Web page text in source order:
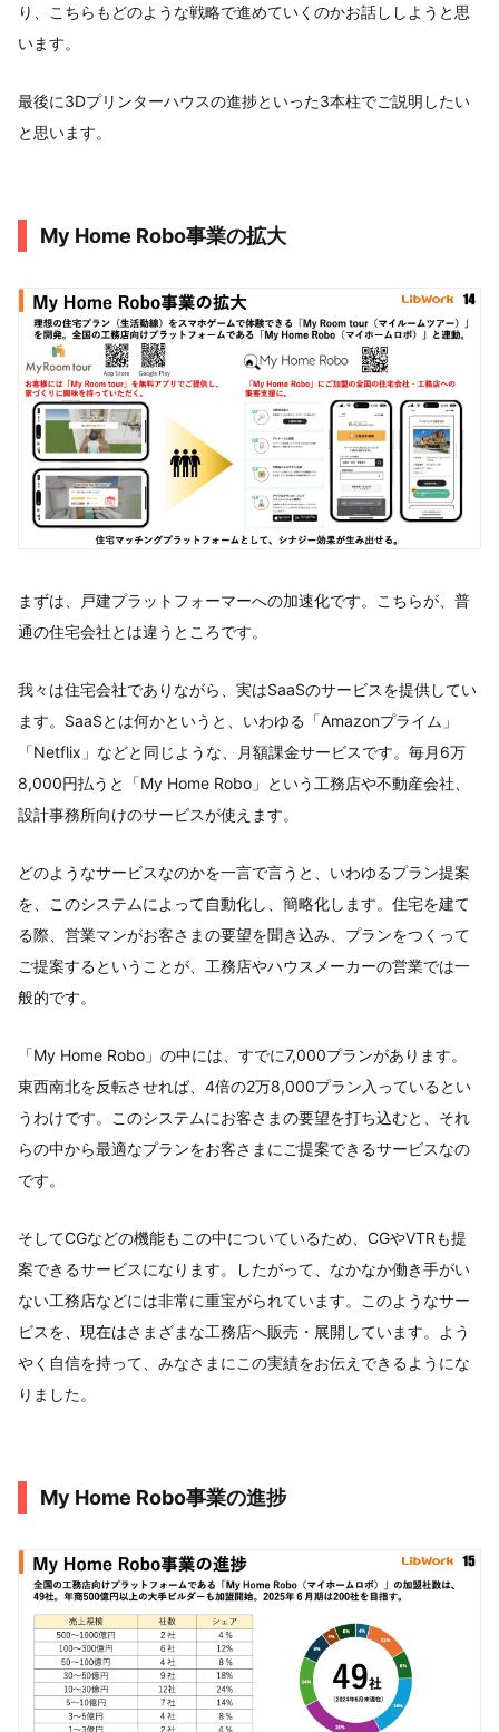
り、こちらもどのような戦略で進めていくのかお話ししようと思
います。
最後に3Dプリンターハウスの進捗といった3本柱でご説明したい
と思います。
My Home Robo事業の拡大
まずは、戸建プラットフォーマーへの加速化です。こちらが、普
通の住宅会社とは違うところです。
我々は住宅会社でありながら、実はSaaSのサービスを提供してい
ます。SaaSとは何かというと、いわゆる「Amazonプライム」
「Netflix」などと同じような、月額課金サービスです。毎月6万
8,000円払うと「My Home Robo」という工務店や不動産会社、
設計事務所向けのサービスが使えます。
どのようなサービスなのかを一言で言うと、いわゆるプラン提案
を、このシステムによって自動化し、簡略化します。住宅を建て
る際、営業マンがお客さまの要望を聞き込み、プランをつくって
ご提案するということが、工務店やハウスメーカーの営業では一
般的です。
「My Home Robo」の中には、すでに7,000プランがあります。
東西南北を反転させれば、4倍の2万8,000プラン入っているとい
うわけです。このシステムにお客さまの要望を打ち込むと、それ
らの中から最適なプランをお客さまにご提案できるサービスなの
です。
そしてCGなどの機能もこの中についているため、CGやVTRも提
案できるサービスになります。したがって、なかなか働き手がい
ない工務店などには非常に重宝がられています。このようなサー
ビスを、現在はさまざまな工務店へ販売・展開しています。よう
やく自信を持って、みなさまにこの実績をお伝えできるようにな
りました。
My Home Robo事業の進捗